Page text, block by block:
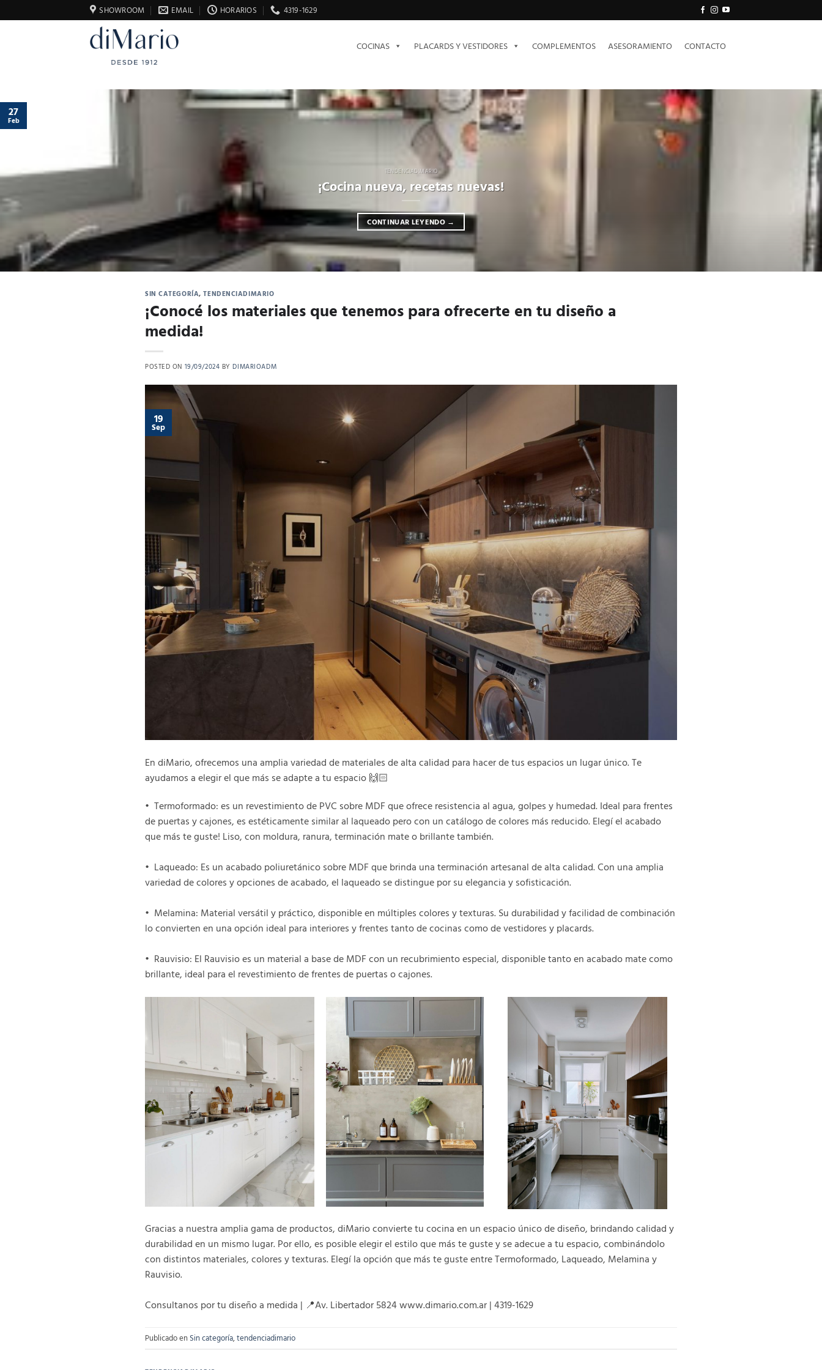
al
SHOWROOM EMAIL HORARIOS 4319-1629
COCINAS PLACARDS Y VESTIDORES COMPLEMENTOS ASESORAMIENTO CONTACTO
TENDENCIADIMARIO
¡Cocina nueva, recetas nuevas!
CONTINUAR LEYENDO →
27
Feb
SIN CATEGORÍA,TENDENCIADIMARIO
¡Conocé los materiales que tenemos para ofrecerte en tu diseño a
medida!
POSTED ON 19/09/2024 BYDIMARIOADM
19
Sep
En diMario, ofrecemos una amplia variedad de materiales de alta calidad para hacer de tus espacios un lugar único. Te
ayudamos a elegir el que más se adapte a tu espacio 🙌🏻
•⁠ ⁠Termoformado: es un revestimiento de PVC sobre MDF que ofrece resistencia al agua, golpes y humedad. Ideal para frentes
de puertas y cajones, es estéticamente similar al laqueado pero con un catálogo de colores más reducido. Elegí el acabado
que más te guste! Liso, con moldura, ranura, terminación mate o brillante también.
•⁠ ⁠Laqueado: Es un acabado poliuretánico sobre MDF que brinda una terminación artesanal de alta calidad. Con una amplia
variedad de colores y opciones de acabado, el laqueado se distingue por su elegancia y sofisticación.
•⁠ ⁠Melamina: Material versátil y práctico, disponible en múltiples colores y texturas. Su durabilidad y facilidad de combinación
lo convierten en una opción ideal para interiores y frentes tanto de cocinas como de vestidores y placards.
•⁠ ⁠Rauvisio: El Rauvisio es un material a base de MDF con un recubrimiento especial, disponible tanto en acabado mate como
brillante, ideal para el revestimiento de frentes de puertas o cajones.
Gracias a nuestra amplia gama de productos, diMario convierte tu cocina en un espacio único de diseño, brindando calidad y
durabilidad en un mismo lugar. Por ello, es posible elegir el estilo que más te guste y se adecue a tu espacio, combinándolo
con distintos materiales, colores y texturas. Elegí la opción que más te guste entre Termoformado, Laqueado, Melamina y
Rauvisio.
Consultanos por tu diseño a medida | 📍Av. Libertador 5824 www.dimario.com.ar | 4319-1629
Publicado en Sin categoría,tendenciadimario